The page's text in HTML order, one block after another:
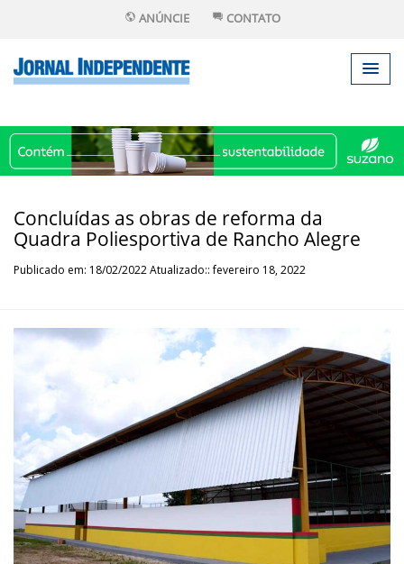
ANÚNCIE CONTATO
Concluídas as obras de reforma da
Quadra Poliesportiva de Rancho Alegre
Publicado em: 18/02/2022 Atualizado:: fevereiro 18, 2022